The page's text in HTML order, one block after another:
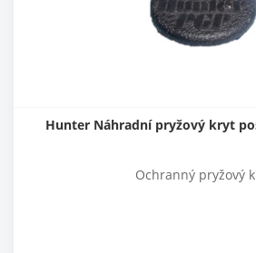
Hunter Náhradní pryžový kryt
Ochranný pryžový